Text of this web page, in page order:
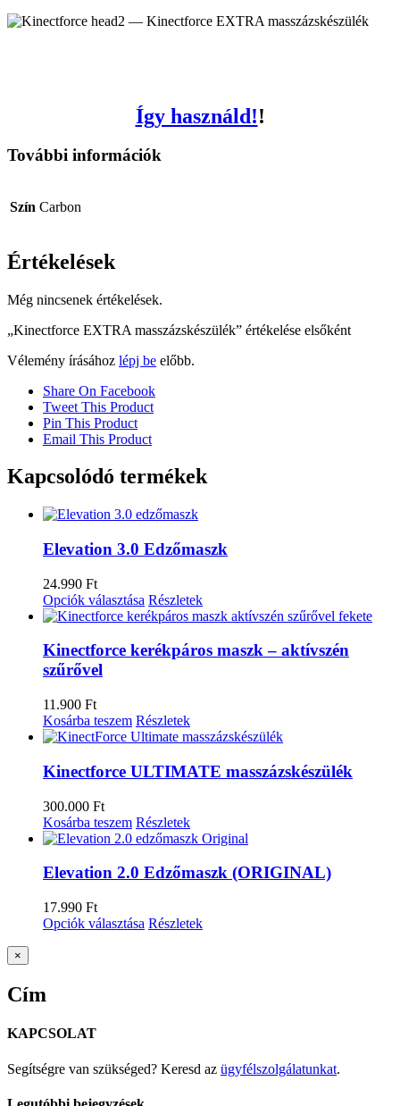
Így használd!!
További információk
Szín Carbon
Értékelések
Még nincsenek értékelések.
„Kinectforce EXTRA masszázskészülék” értékelése elsőként
Vélemény írásához lépj be előbb.
Share On Facebook
Tweet This Product
Pin This Product
Email This Product
Kapcsolódó termékek
Elevation 3.0 Edzőmaszk
24.990 Ft
Opciók választása Részletek
Kinectforce kerékpáros maszk – aktívszén
szűrővel
11.900 Ft
Kosárba teszem Részletek
Kinectforce ULTIMATE masszázskészülék
300.000 Ft
Kosárba teszem Részletek
Elevation 2.0 Edzőmaszk (ORIGINAL)
17.990 Ft
Opciók választása Részletek
Close
product
view
×
Cím
KAPCSOLAT
Segítségre van szükséged? Keresd az ügyfélszolgálatunkat.